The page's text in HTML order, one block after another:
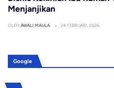
Menjanjikan
OLEH AWALI MAULA 24 FEBRUARI, 2026
Google